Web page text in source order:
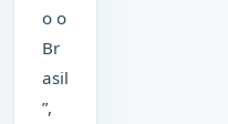
o o
Br
asil
”,